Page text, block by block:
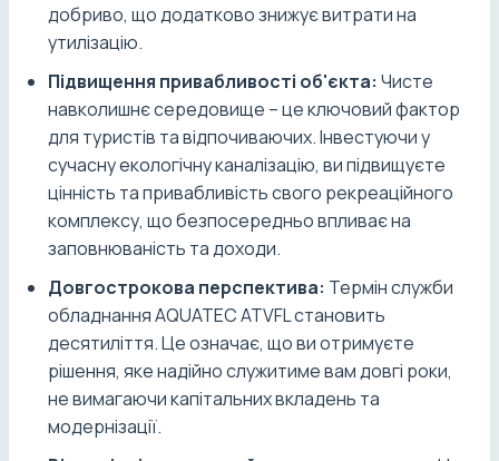
добриво, що додатково знижує витрати на
утилізацію.
Підвищення привабливості об'єкта: Чисте
навколишнє середовище – це ключовий фактор
для туристів та відпочиваючих. Інвестуючи у
сучасну екологічну каналізацію, ви підвищуєте
цінність та привабливість свого рекреаційного
комплексу, що безпосередньо впливає на
заповнюваність та доходи.
Довгострокова перспектива: Термін служби
обладнання AQUATEC ATVFL становить
десятиліття. Це означає, що ви отримуєте
рішення, яке надійно служитиме вам довгі роки,
не вимагаючи капітальних вкладень та
модернізації.